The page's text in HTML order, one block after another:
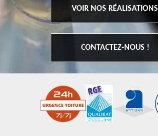
VOIR NOS RÉALISATIONS
CONTACTEZ-NOUS !